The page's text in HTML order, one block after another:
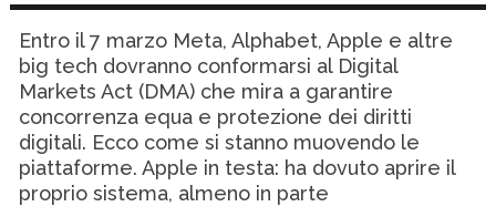
Entro il 7 marzo Meta, Alphabet, Apple e altre
big tech dovranno conformarsi al Digital
Markets Act (DMA) che mira a garantire
concorrenza equa e protezione dei diritti
digitali. Ecco come si stanno muovendo le
piattaforme. Apple in testa: ha dovuto aprire il
proprio sistema, almeno in parte